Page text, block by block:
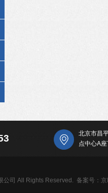
北京市昌
点中心A
公司 All Rights Reserved.备案号：